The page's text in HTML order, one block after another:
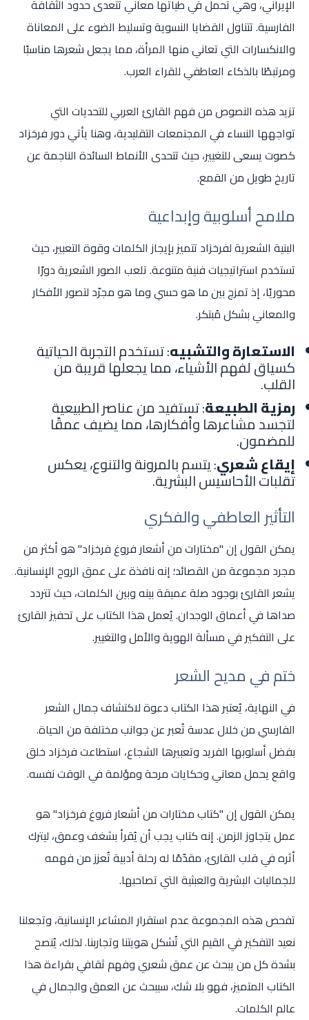
الإيراني، وهي تحمل في طياتها معاني تتعدى حدود الثقافة
الفارسية. تتناول القضايا النسوية وتسليط الضوء على المعاناة
والانكسارات التي تعاني منها المرأة، مما يجعل شعرها مناسبًا
ومرتبطًا بالذكاء العاطفي للقراء العرب.
تزيد هذه النصوص من فهم القارئ العربي للتحديات التي
تواجهها النساء في المجتمعات التقليدية، وهنا يأتي دور فرخزاد
كصوت يسعى للتغيير، حيث تتحدى الأنماط السائدة الناجمة عن
تاريخ طويل من القمع.
ملامح أسلوبية وإبداعية
البنية الشعرية لفرخزاد تتميز بإيجاز الكلمات وقوة التعبير، حيث
تستخدم استراتيجيات فنية متنوعة. تلعب الصور الشعرية دورًا
محوريًا، إذ تمزج بين ما هو حسي وما هو مجرّد لتصور الأفكار
والمعاني بشكل مُبتكر.
الاستعارة والتشبيه: تستخدم التجربة الحياتية
كسياق لفهم الأشياء، مما يجعلها قريبة من
القلب.
رمزية الطبيعة: تستفيد من عناصر الطبيعية
لتجسد مشاعرها وأفكارها، مما يضيف عمقًا
للمضمون.
إيقاع شعري: يتسم بالمرونة والتنوع، يعكس
تقلبات الأحاسيس البشرية.
التأثير العاطفي والفكري
يمكن القول إن "مختارات من أشعار فروغ فرخزاد" هو أكثر من
مجرد مجموعة من القصائد؛ إنه نافذة على عمق الروح الإنسانية.
يشعر القارئ بوجود صلة عميقة بينه وبين الكلمات، حيث تتردد
صداها في أعماق الوجدان. يُعمل هذا الكتاب على تحفيز القارئ
على التفكير في مسألة الهوية والأمل والتغيير.
ختم في مديح الشعر
في النهاية، يُعتبر هذا الكتاب دعوة لاكتشاف جمال الشعر
الفارسي من خلال عدسة تُعبر عن جوانب مختلفة من الحياة.
بفضل أسلوبها الفريد وتعبيرها الشجاع، استطاعت فرخزاد خلق
واقع يحمل معاني وحكايات مرحة ومؤلمة في الوقت نفسه.
يمكن القول إن "كتاب مختارات من أشعار فروغ فرخزاد" هو
عمل يتجاوز الزمن. إنه كتاب يجب أن يُقرأ بشغف وعمق، ليترك
أثره في قلب القارئ، مقدّمًا له رحلة أدبية تُعزز من فهمه
للجماليات البشرية والعبثية التي تصاحبها.
تفحص هذه المجموعة عدم استقرار المشاعر الإنسانية، وتجعلنا
نعيد التفكير في القيم التي تُشكل هويتنا وتجاربنا. لذلك، يُنصح
بشدة كل من يبحث عن عمق شعري وفهم ثقافي بقراءة هذا
الكتاب المتميز، فهو بلا شك، سيبحث عن العمق والجمال في
عالم الكلمات.